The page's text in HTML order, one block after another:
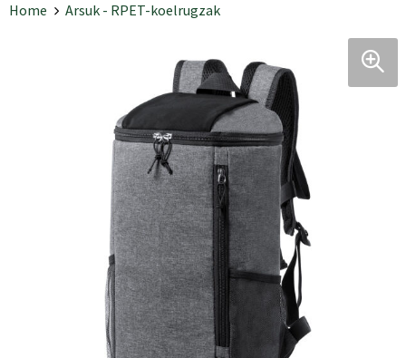
Home Arsuk - RPET-koelrugzak